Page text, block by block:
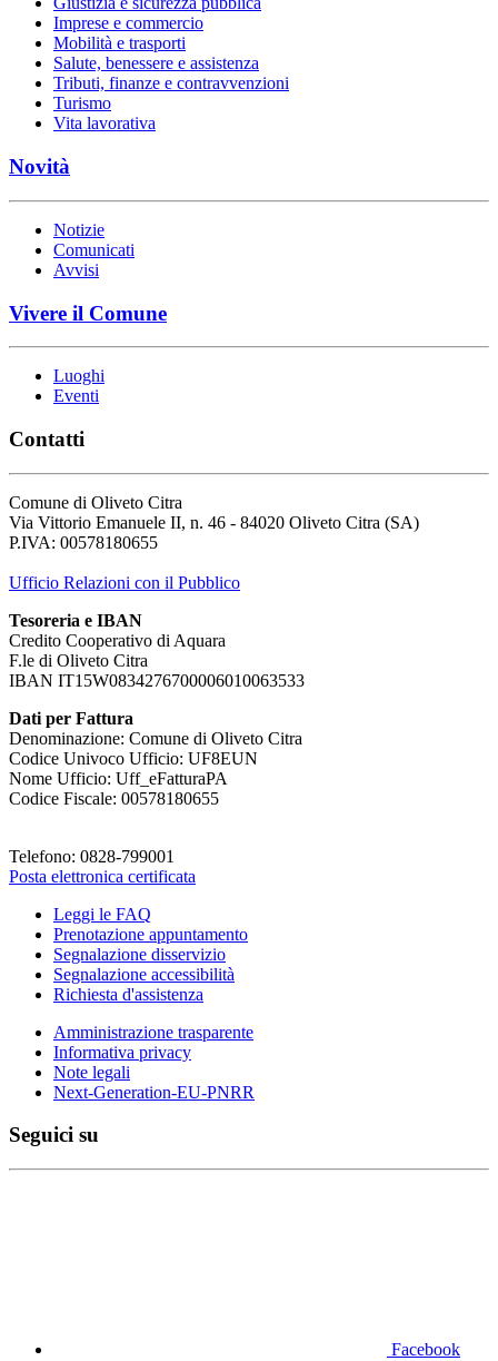
Imprese e commercio
Mobilità e trasporti
Salute, benessere e assistenza
Tributi, finanze e contravvenzioni
Turismo
Vita lavorativa
Novità
Notizie
Comunicati
Avvisi
Vivere il Comune
Luoghi
Eventi
Contatti
Comune di Oliveto Citra
Via Vittorio Emanuele II, n. 46 - 84020 Oliveto Citra (SA)
P.IVA: 00578180655
Ufficio Relazioni con il Pubblico
Tesoreria e IBAN
Credito Cooperativo di Aquara
F.le di Oliveto Citra
IBAN IT15W0834276700006010063533
Dati per Fattura
Denominazione: Comune di Oliveto Citra
Codice Univoco Ufficio: UF8EUN
Nome Ufficio: Uff_eFatturaPA
Codice Fiscale: 00578180655
Telefono: 0828-799001
Posta elettronica certificata
Leggi le FAQ
Prenotazione appuntamento
Segnalazione disservizio
Segnalazione accessibilità
Richiesta d'assistenza
Amministrazione trasparente
Informativa privacy
Note legali
Next-Generation-EU-PNRR
Seguici su
Facebook